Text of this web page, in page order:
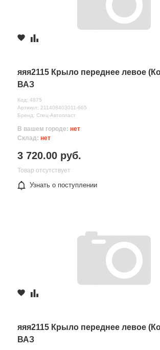
яяя2115 Крыло переднее левое
ВАЗ
Код: 4875
Артикул: 211408403011-665
Бренд: Спец-Автопласт
В вашем городе: нет
Склад: нет
3 720.00 руб.
Товар отсутствует
Узнать о поступлении
яяя2115 Крыло переднее левое
ВАЗ